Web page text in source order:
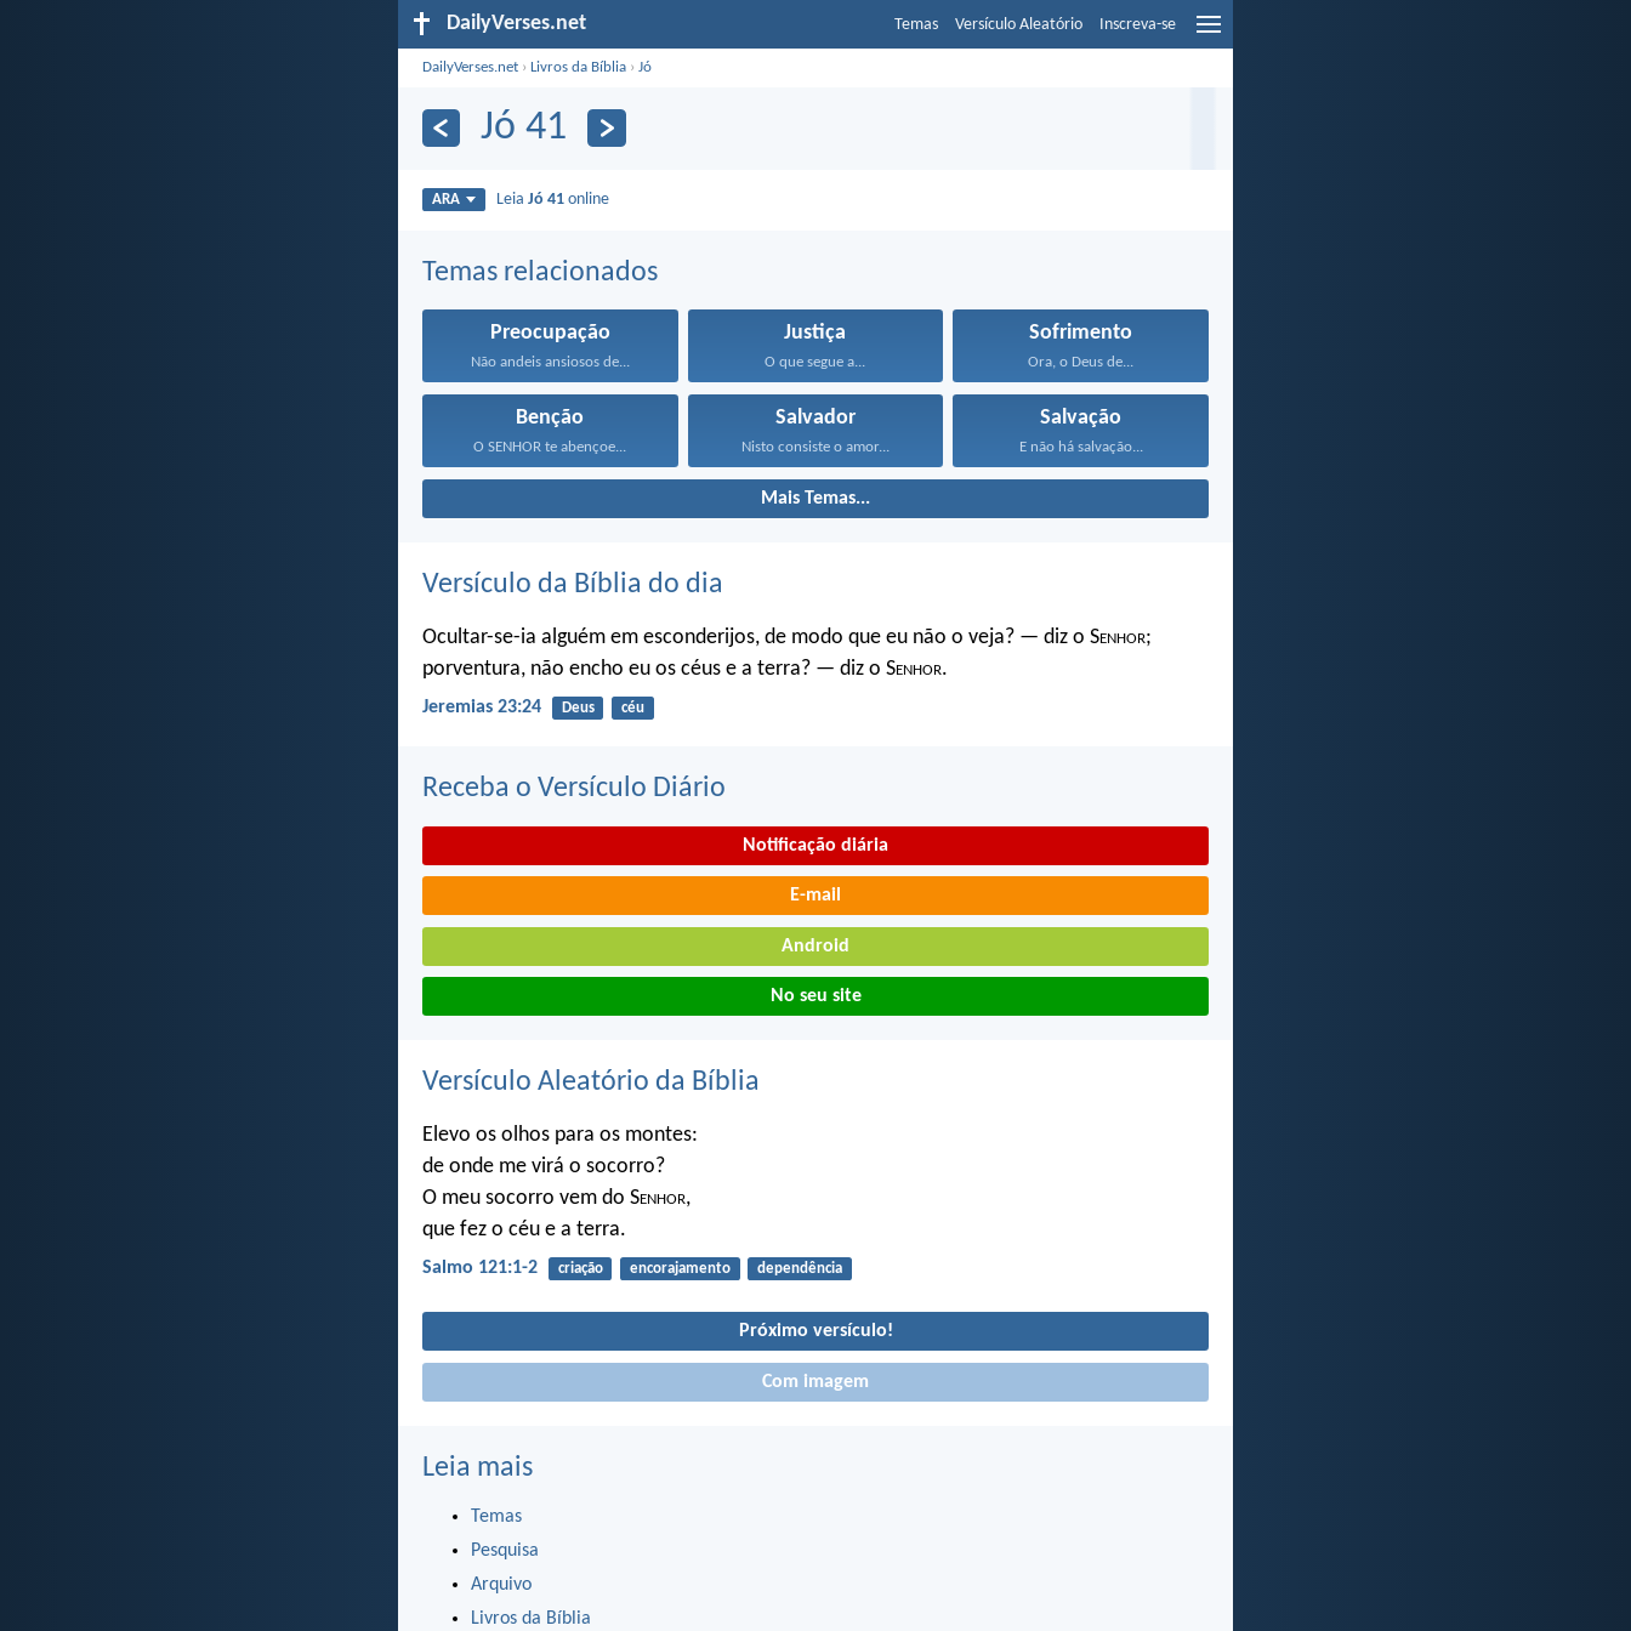
DailyVerses.net Temas Versículo Aleatório Inscreva-se
DailyVerses.net ›Livros da Bíblia ›Jó
Jó 41
ARA LeiaJó 41 online
Temas relacionados
Preocupação
Não andeis ansiosos de...
Justiça
O que segue a...
Sofrimento
Ora, o Deus de...
Benção
O SENHOR te abençoe...
Salvador
Nisto consiste o amor...
Salvação
E não há salvação...
Mais Temas...
Versículo da Bíblia do dia
Ocultar-se-ia alguém em esconderijos, de modo que eu não o veja? — diz o Senhor;
porventura, não encho eu os céus e a terra? — diz o Senhor.
Jeremias 23:24 Deus céu
Receba o Versículo Diário
Notificação diária
E-mail
Android
No seu site
Versículo Aleatório da Bíblia
Elevo os olhos para os montes:
de onde me virá o socorro?
O meu socorro vem do Senhor,
que fez o céu e a terra.
Salmo 121:1-2 criação encorajamento dependência
Próximo versículo!
Com imagem
Leia mais
Temas
Pesquisa
Arquivo
Livros da Bíblia